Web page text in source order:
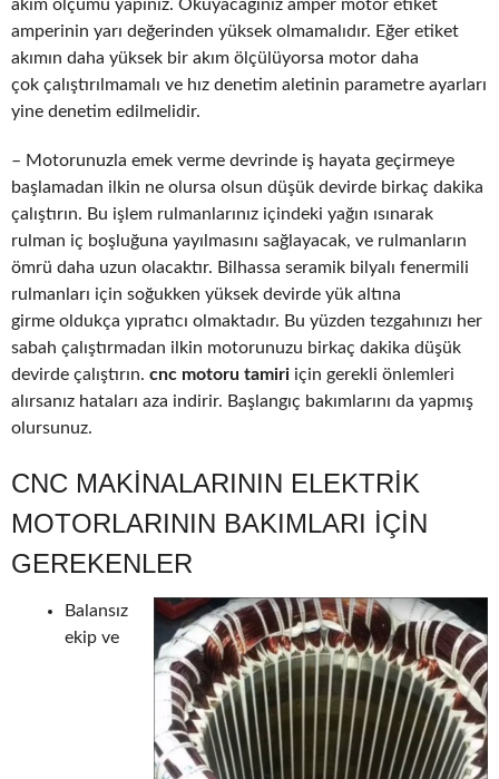
akım ölçümü yapınız. Okuyacağınız amper motor etiket
amperinin yarı değerinden yüksek olmamalıdır. Eğer etiket
akımın daha yüksek bir akım ölçülüyorsa motor daha
çok çalıştırılmamalı ve hız denetim aletinin parametre ayarları
yine denetim edilmelidir.
– Motorunuzla emek verme devrinde iş hayata geçirmeye
başlamadan ilkin ne olursa olsun düşük devirde birkaç dakika
çalıştırın. Bu işlem rulmanlarınız içindeki yağın ısınarak
rulman iç boşluğuna yayılmasını sağlayacak, ve rulmanların
ömrü daha uzun olacaktır. Bilhassa seramik bilyalı fenermili
rulmanları için soğukken yüksek devirde yük altına
girme oldukça yıpratıcı olmaktadır. Bu yüzden tezgahınızı her
sabah çalıştırmadan ilkin motorunuzu birkaç dakika düşük
devirde çalıştırın. cnc motoru tamiri için gerekli önlemleri
alırsanız hataları aza indirir. Başlangıç bakımlarını da yapmış
olursunuz.
CNC MAKINALARININ ELEKTRIK
MOTORLARININ BAKIMLARI IÇIN
GEREKENLER
Balansız
ekip ve